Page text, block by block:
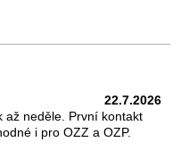
22.7.2026
až neděle. První kontakt
i pro OZZ a OZP.